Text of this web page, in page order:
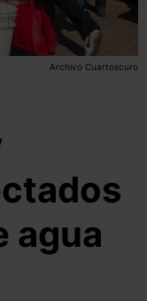
Archivo Cuartoscuro
agua